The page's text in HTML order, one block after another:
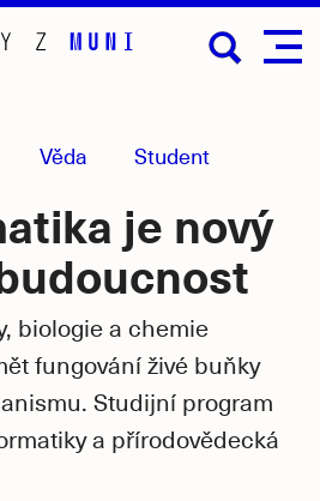
Věda Student
je nový
biologie a chemie
fungování živé buňky
Studijní program
a přírodovědecká